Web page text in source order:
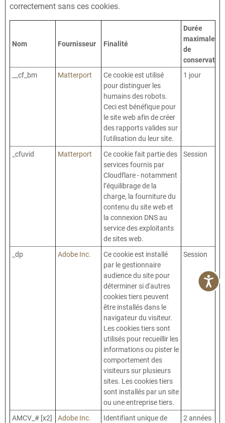
correctement sans ces cookies.
Nom Fournisseur Finalité
Durée
maximale
de
conservation
__cf_bm
Matterport
Ce cookie est utilisé
pour distinguer les
humains des robots.
Ceci est bénéfique pour
le site web afin de créer
des rapports valides sur
l'utilisation du leur site.
1 jour
_cfuvid Matterport
Ce cookie fait partie des
services fournis par
Cloudflare - notamment
l’équilibrage de la
charge, la fourniture du
contenu du site web et
la connexion DNS au
service des exploitants
de sites web.
Session
_dp Adobe Inc.
Ce cookie est installé
par le gestionnaire
audience du site pour
déterminer si d'autres
cookies tiers peuvent
être installés dans le
navigateur du visiteur.
Les cookies tiers sont
utilisés pour recueillir les
informations ou pister le
comportement des
visiteurs sur plusieurs
sites. Les cookies tiers
sont installés par un site
ou une entreprise tiers.
Session
AMCV_# [x2] Adobe Inc.
Identifiant unique de
2 années